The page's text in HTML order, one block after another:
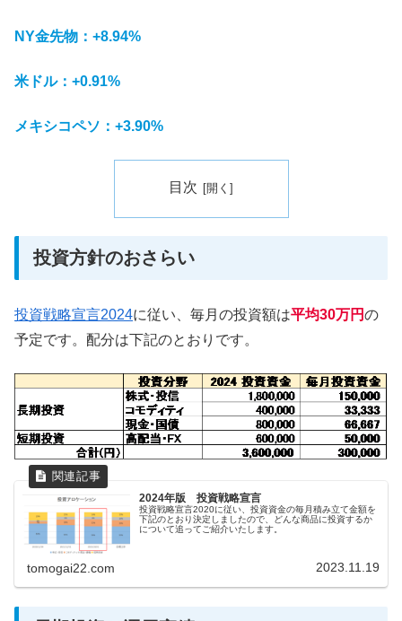
NY金先物：+8.94%
米ドル：+0.91%
メキシコペソ：+3.90%
目次
投資方針のおさらい
投資戦略宣言2024に従い、毎月の投資額は平均30万円の
予定です。配分は下記のとおりです。
2024年版 投資戦略宣言
投資戦略宣言2020に従い、投資資金の毎月積み立て金額を
下記のとおり決定しましたので、どんな商品に投資するか
について追ってご紹介いたします。
tomogai22.com 2023.11.19